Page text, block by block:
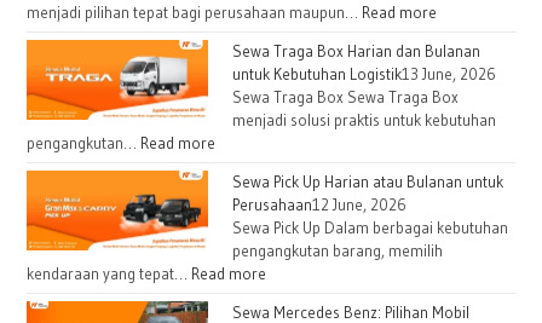
menjadi pilihan tepat bagi perusahaan maupun… Read more
Sewa Traga Box Harian dan Bulanan
untuk Kebutuhan Logistik13 June, 2026
Sewa Traga Box Sewa Traga Box
menjadi solusi praktis untuk kebutuhan
pengangkutan… Read more
Sewa Pick Up Harian atau Bulanan untuk
Perusahaan12 June, 2026
Sewa Pick Up Dalam berbagai kebutuhan
pengangkutan barang, memilih
kendaraan yang tepat… Read more
Sewa Mercedes Benz: Pilihan Mobil